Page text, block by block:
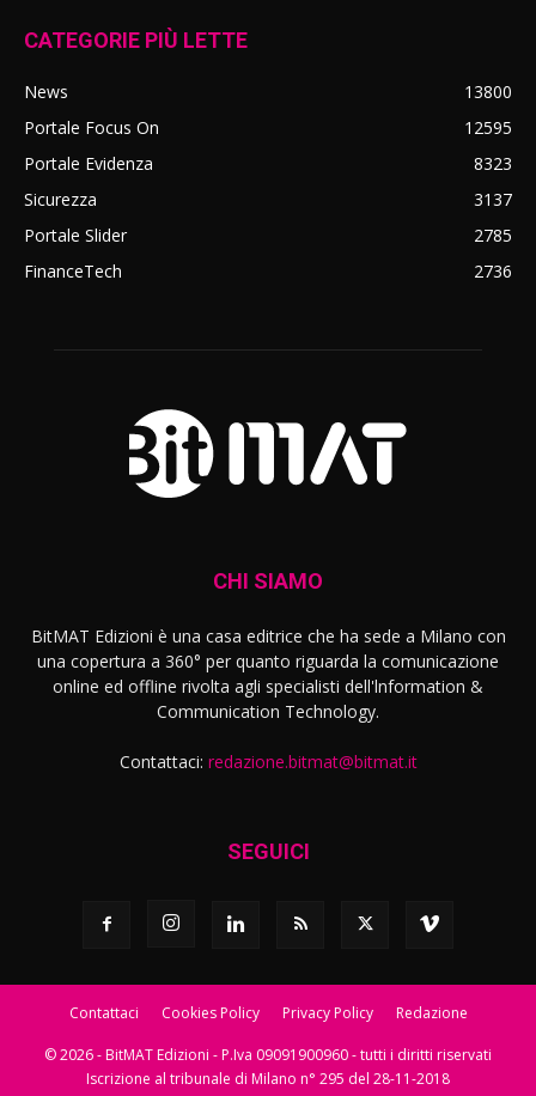
CATEGORIE PIÙ LETTE
News
13800
Portale Focus On
12595
Portale Evidenza
8323
Sicurezza
3137
Portale Slider
2785
FinanceTech
2736
CHI SIAMO
BitMAT Edizioni è una casa editrice che ha sede a Milano con
una copertura a 360° per quanto riguarda la comunicazione
online ed offline rivolta agli specialisti dell'lnformation &
Communication Technology.
Contattaci: redazione.bitmat@bitmat.it
SEGUICI
Contattaci Cookies Policy Privacy Policy Redazione
© 2026 - BitMAT Edizioni - P.Iva 09091900960 - tutti i diritti riservati
Iscrizione al tribunale di Milano n° 295 del 28-11-2018